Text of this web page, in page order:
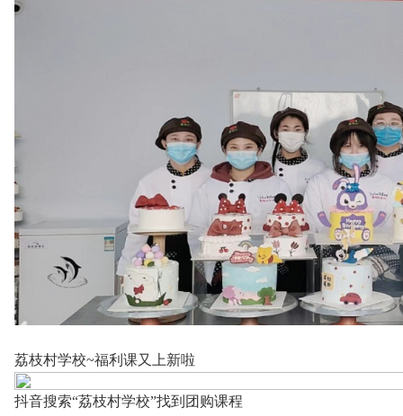
荔枝村学校~福利课又上新啦
抖音搜索“荔枝村学校”找到团购课程